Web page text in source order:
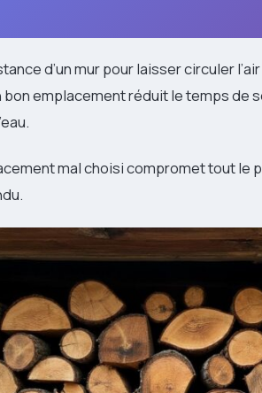
d’un mur pour laisser circuler
bon emplacement réduit le temps de
mal choisi compromet tout le